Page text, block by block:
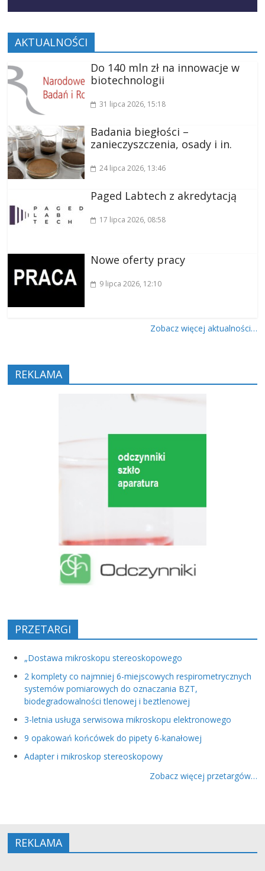
AKTUALNOŚCI
Do 140 mln zł na innowacje w
biotechnologii
31 lipca 2026, 15:18
Badania biegłości –
zanieczyszczenia, osady i in.
24 lipca 2026, 13:46
Paged Labtech z akredytacją
17 lipca 2026, 08:58
Nowe oferty pracy
9 lipca 2026, 12:10
Zobacz więcej aktualności…
REKLAMA
PRZETARGI
„Dostawa mikroskopu stereoskopowego
2 komplety co najmniej 6-miejscowych respirometrycznych
systemów pomiarowych do oznaczania BZT,
biodegradowalności tlenowej i beztlenowej
3-letnia usługa serwisowa mikroskopu elektronowego
9 opakowań końcówek do pipety 6-kanałowej
Adapter i mikroskop stereoskopowy
Zobacz więcej przetargów…
REKLAMA